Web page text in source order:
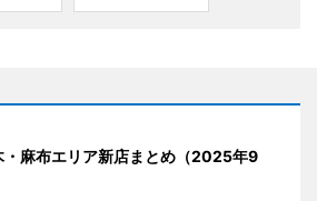
・麻布エリア新店まとめ（2025年9